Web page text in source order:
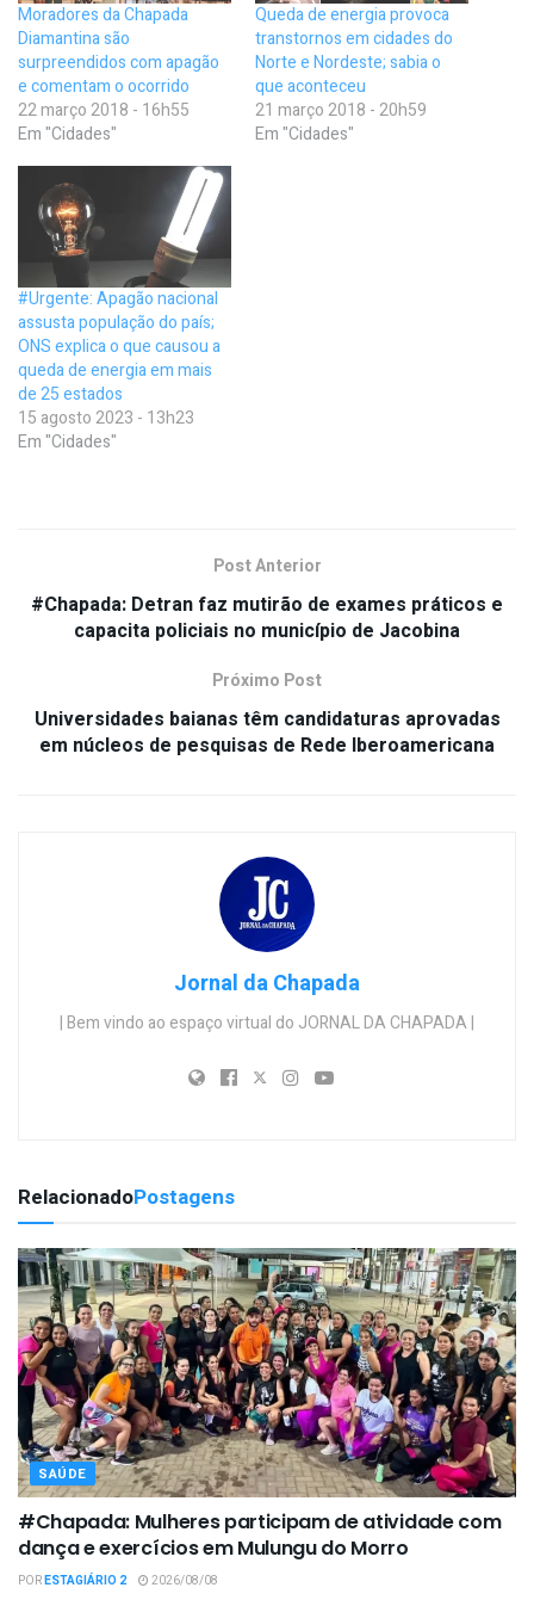
Moradores da Chapada
Diamantina são
surpreendidos com apagão
e comentam o ocorrido
22 março 2018 - 16h55
Em "Cidades"
Queda de energia provoca
transtornos em cidades do
Norte e Nordeste; sabia o
que aconteceu
21 março 2018 - 20h59
Em "Cidades"
#Urgente: Apagão nacional
assusta população do país;
ONS explica o que causou a
queda de energia em mais
de 25 estados
15 agosto 2023 - 13h23
Em "Cidades"
Post Anterior
#Chapada: Detran faz mutirão de exames práticos e
capacita policiais no município de Jacobina
Próximo Post
Universidades baianas têm candidaturas aprovadas
em núcleos de pesquisas de Rede Iberoamericana
Jornal da Chapada
| Bem vindo ao espaço virtual do JORNAL DA CHAPADA |
RelacionadoPostagens
SAÚDE
#Chapada: Mulheres participam de atividade com
dança e exercícios em Mulungu do Morro
PORESTAGIÁRIO 2 2026/08/08